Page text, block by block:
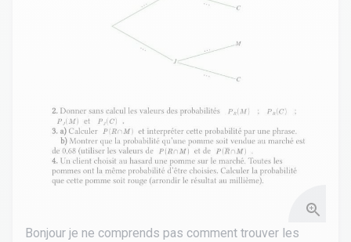
Bonjour je ne comprends pas comment trouver les